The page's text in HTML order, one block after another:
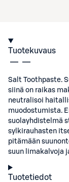
Tuotekuvaus
Salt Toothpaste.
siinä on raikas
neutralisoi
muodostumista.
suolayhdistelmä
sylkirauhasten
pitämään
suun limakalvoja
Tuotetiedot